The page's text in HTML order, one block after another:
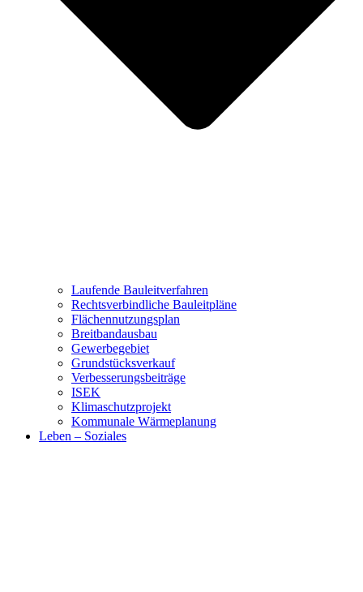
Laufende Bauleitverfahren
Rechtsverbindliche Bauleitpläne
Flächennutzungsplan
Breitbandausbau
Gewerbegebiet
Grundstücksverkauf
Verbesserungsbeiträge
ISEK
Klimaschutzprojekt
Kommunale Wärmeplanung
Leben – Soziales